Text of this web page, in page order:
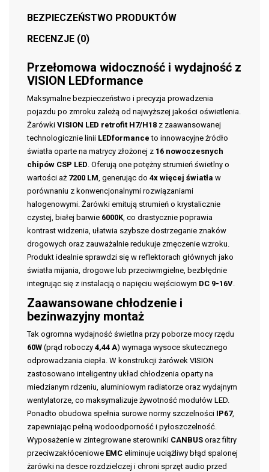
BEZPIECZEŃSTWO PRODUKTÓW
RECENZJE (0)
Przełomowa widoczność i wydajność z
VISION LEDformance
Maksymalne bezpieczeństwo i precyzja prowadzenia
pojazdu po zmroku zależą od najwyższej jakości oświetlenia.
Żarówki VISION LED retrofit H7/H18 z zaawansowanej
technologicznie linii LEDformance to innowacyjne źródło
światła oparte na matrycy złożonej z 16 nowoczesnych
chipów CSP LED. Oferują one potężny strumień świetlny o
wartości aż 7200 LM, generując do 4x więcej światła w
porównaniu z konwencjonalnymi rozwiązaniami
halogenowymi. Żarówki emitują strumień o krystalicznie
czystej, białej barwie 6000K, co drastycznie poprawia
kontrast widzenia, ułatwia szybsze dostrzeganie znaków
drogowych oraz zauważalnie redukuje zmęczenie wzroku.
Produkt idealnie sprawdzi się w reflektorach głównych jako
światła mijania, drogowe lub przeciwmgielne, bezbłędnie
integrując się z instalacją o napięciu wejściowym DC 9-16V.
Zaawansowane chłodzenie i
bezinwazyjny montaż
Tak ogromna wydajność świetlna przy poborze mocy rzędu
60W (prąd roboczy 4,44 A) wymaga wysoce skutecznego
odprowadzania ciepła. W konstrukcji żarówek VISION
zastosowano inteligentny układ chłodzenia oparty na
miedzianym rdzeniu, aluminiowym radiatorze oraz wydajnym
wentylatorze, co maksymalizuje żywotność modułów LED.
Ponadto obudowa spełnia surowe normy szczelności IP67,
zapewniając pełną wodoodporność i pyłoszczelność.
Wyposażenie w zintegrowane sterowniki CANBUS oraz filtry
przeciwzakłóceniowe EMC eliminuje uciążliwy błąd spalonej
żarówki na desce rozdzielczej i chroni sprzęt audio przed